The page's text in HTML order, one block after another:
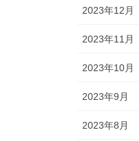
2023年12月
2023年11月
2023年10月
2023年9月
2023年8月